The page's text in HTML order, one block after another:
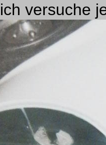
versuche